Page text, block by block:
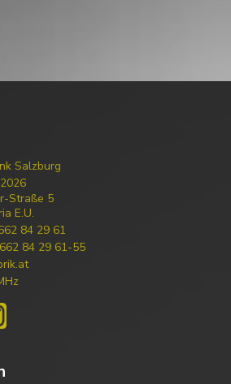
Salzburg
Straße 5
E.U.
84 29 61
84 29 61-55